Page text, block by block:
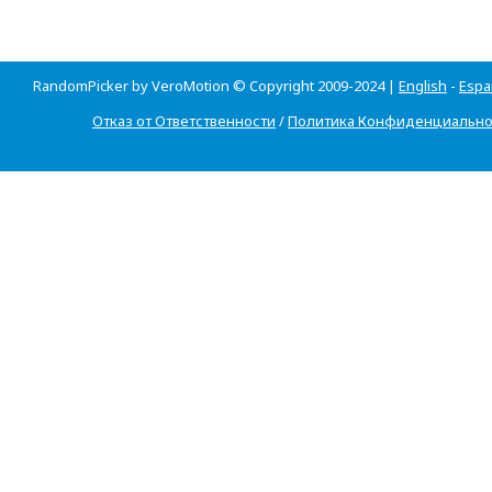
RandomPicker by VeroMotion © Copyright 2009-2024 | English -
Отказ от Ответственности /Политика